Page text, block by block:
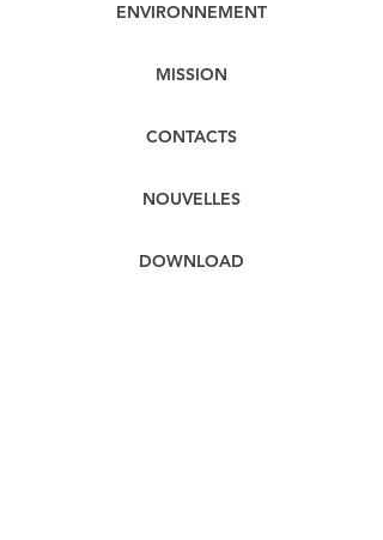
ENVIRONNEMENT
MISSION
CONTACTS
NOUVELLES
DOWNLOAD